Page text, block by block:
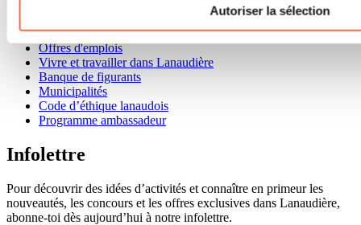
Autoriser la sélection
Zone entreprises
Offres d'emplois
Vivre et travailler dans Lanaudière
Banque de figurants
Municipalités
Code d’éthique lanaudois
Programme ambassadeur
Infolettre
Pour découvrir des idées d’activités et connaître en primeur les
nouveautés, les concours et les offres exclusives dans Lanaudière,
abonne-toi dès aujourd’hui à notre infolettre.